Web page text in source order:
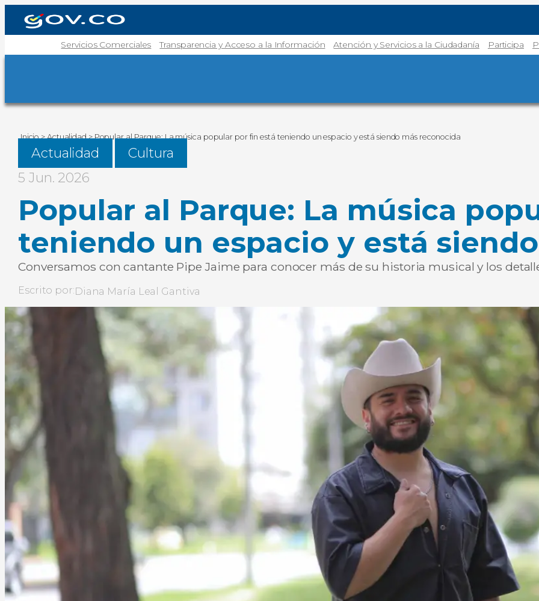
Servicios Comerciales Transparencia y Acceso a la Información Atención y Servicios a la Ciudadanía Participa
Inicio>Actualidad>Popular al Parque: La música popular por fin está teniendo un espacio y está siendo más reconocida
Actualidad
Cultura
5 Jun. 2026
Popular al Parque: La música
teniendo un espacio y está
Conversamos con cantante Pipe Jaime para conocer más de su historia musical y los
Escrito por:Diana María Leal Gantiva